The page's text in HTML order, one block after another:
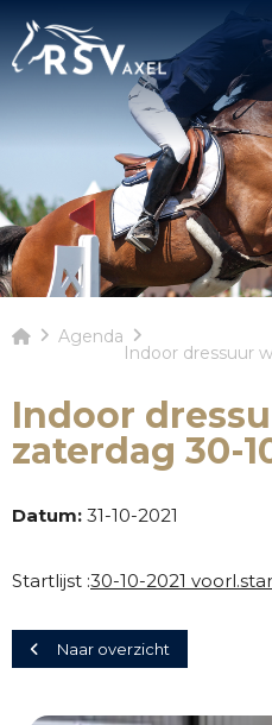
Agenda
Indoor dressuur
Indoor
zaterdag 30-
Datum: 31-10-2021
Startlijst :30-10-2021
Naar overzicht